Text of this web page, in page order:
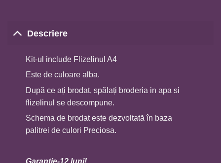
Descriere
Kit-ul include Flizelinul A4
Este de culoare alba.
După ce ați brodat, spălați broderia in apa si
flizelinul se descompune.
Schema de brodat este dezvoltată în baza
palitrei de culori Preciosa.
Garanție-12 luni!